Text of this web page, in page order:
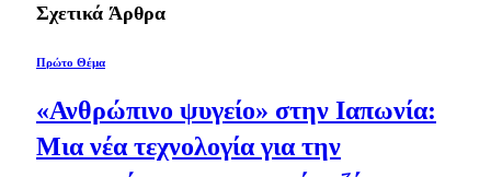
Σχετικά Άρθρα
Πρώτο Θέμα
«Ανθρώπινο ψυγείο» στην Ιαπωνία:
Μια νέα τεχνολογία για την